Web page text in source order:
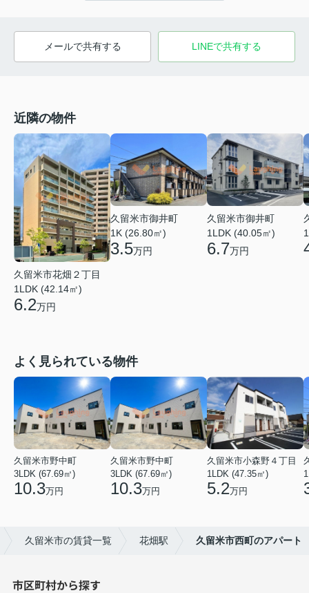
メールで共有する LINEで共有する
近隣の物件
久留米市花畑２丁目
1LDK (42.14㎡)
6.2万円
久留米市御井町
1K (26.80㎡)
3.5万円
久留米市御井町
1LDK (40.05㎡)
6.7万円
よく見られている物件
久留米市野中町
3LDK (67.69㎡)
10.3万円
久留米市野中町
3LDK (67.69㎡)
10.3万円
久留米市小森野４丁目
1LDK (47.35㎡)
5.2万円
久留米市の賃貸一覧 花畑駅 久留米市西町のアパート
市区町村から探す